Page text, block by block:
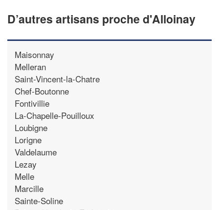
D’autres artisans proche d'Alloinay
Maisonnay
Melleran
Saint-Vincent-la-Chatre
Chef-Boutonne
Fontivillie
La-Chapelle-Pouilloux
Loubigne
Lorigne
Valdelaume
Lezay
Melle
Marcille
Sainte-Soline